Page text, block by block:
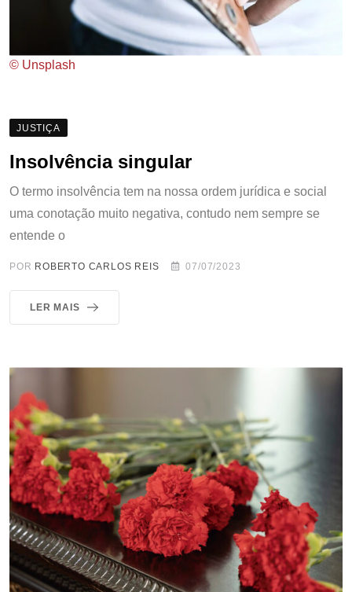
© Unsplash
JUSTIÇA
Insolvência singular
O termo insolvência tem na nossa ordem jurídica e social
uma conotação muito negativa, contudo nem sempre se
entende o
POR ROBERTO CARLOS REIS 07/07/2023
LER MAIS